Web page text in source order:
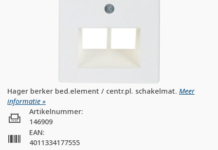
Hager berker bed.element / centr.pl. schakelmat. Meer
informatie »
Artikelnummer:
146909
EAN:
4011334177555